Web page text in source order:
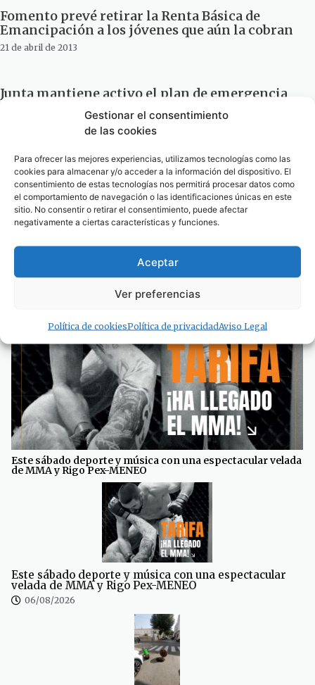
Gestionar el consentimiento
de las cookies
Para ofrecer las mejores experiencias, utilizamos tecnologías como las
cookies para almacenar y/o acceder a la información del dispositivo. El
consentimiento de estas tecnologías nos permitirá procesar datos como
el comportamiento de navegación o las identificaciones únicas en este
sitio. No consentir o retirar el consentimiento, puede afectar
negativamente a ciertas características y funciones.
Aceptar
Ver preferencias
Política de cookiesPolítica de privacidadAviso Legal
Fomento prevé retirar la Renta Básica de
Emancipación a los jóvenes que aún la cobran
21 de abril de 2013
Junta mantiene activo el plan de emergencia
en Cádiz y permanecen aún cortadas al tráfico
siete carreteras
1 2
· Noticias de Hoy
Este sábado deporte y música con una espectacular velada
de MMA y Rigo Pex-MENEO
Este sábado deporte y música con una espectacular
velada de MMA y Rigo Pex-MENEO
06/08/2026